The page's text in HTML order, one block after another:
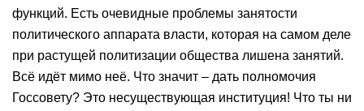
функций. Есть очевидные проблемы занятости
политического аппарата власти, которая на самом деле
при растущей политизации общества лишена занятий.
Всё идёт мимо неё. Что значит – дать полномочия
Госсовету? Это несуществующая институция! Что ты ни